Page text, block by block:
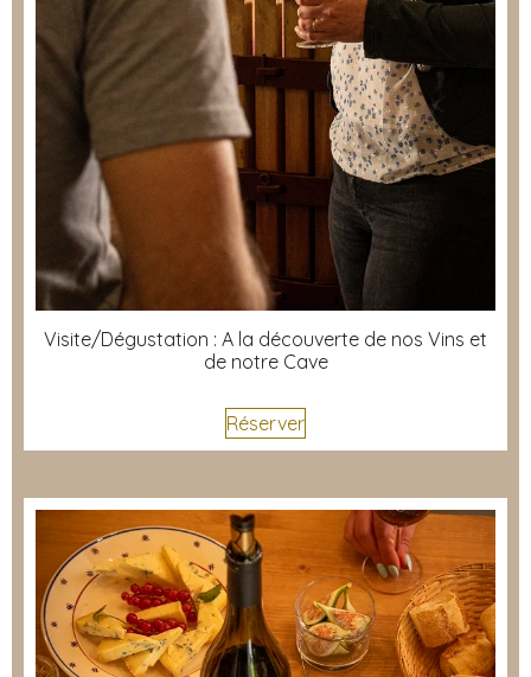
Visite/Dégustation : A la découverte de nos Vins et
de notre Cave
Réserver